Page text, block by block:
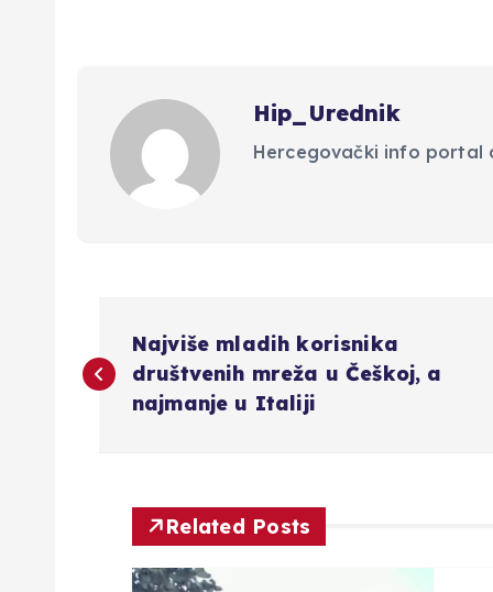
Hip_Urednik
Hercegovački info portal
a
Najviše mladih korisnika
društvenih mreža u Češkoj, a
najmanje u Italiji
Related Posts